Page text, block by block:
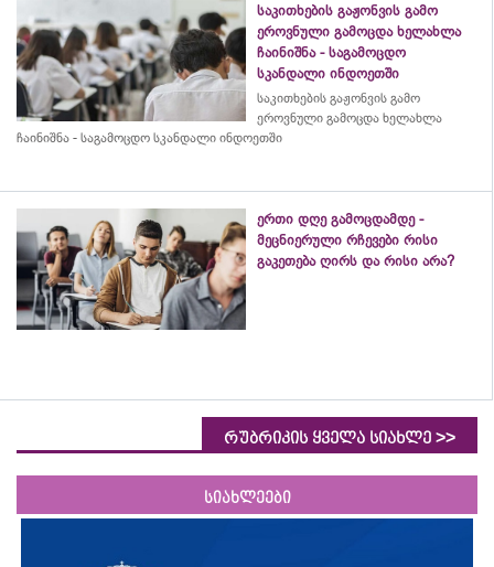
საკითხების გაჟონვის გამო
ეროვნული გამოცდა ხელახლა
ჩაინიშნა - საგამოცდო
სკანდალი ინდოეთში
საკითხების გაჟონვის გამო
ეროვნული გამოცდა ხელახლა
ჩაინიშნა - საგამოცდო სკანდალი ინდოეთში
ერთი დღე გამოცდამდე -
მეცნიერული რჩევები რისი
გაკეთება ღირს და რისი არა?
რუბრიკის ყველა სიახლე >>
სიახლეები